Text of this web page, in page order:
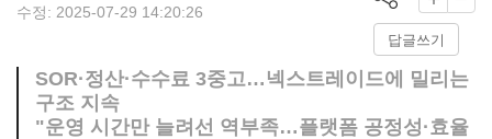
수정: 2025-07-29 14:20:26
답글쓰기
SOR·정산·수수료 3중고…넥스트레이드에 밀리는
구조 지속
"운영 시간만 늘려선 역부족…플랫폼 공정성·효율